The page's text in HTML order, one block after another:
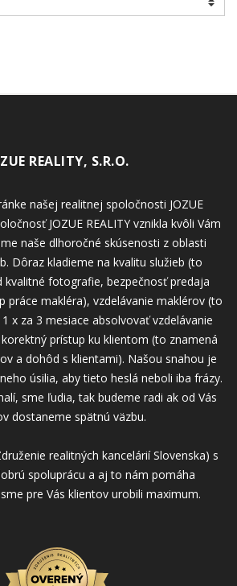
REALITY, S.R.O.
našej realitnej spoločnosti JOZUE
JOZUE REALITY vznikla kvôli Vám
naše dlhoročné skúsenosti z oblasti
Dôraz kladieme na kvalitu služieb (to
kvalitné fotografie, bezpečnosť predaja
práce makléra), vzdelávanie maklérov (to
x za 3 mesiace absolvovať vzdelávanie
prístup ku klientom (to znamená
a dohôd s klientami). Našou snahou je
úsilia, aby tieto heslá neboli iba frázy.
sme ľudia, tak budeme radi ak od Vás
dostaneme spätnú väzbu.
realitných kancelárií Slovenska) s
spoluprácu a aj to nám pomáha
pre Vás klientov urobili maximum.